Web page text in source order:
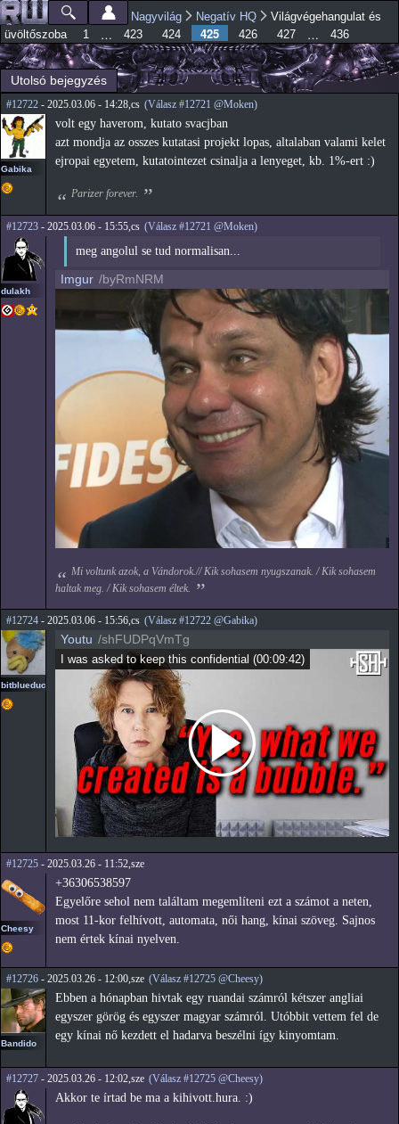
Ugrás a
tartalomra
Főmenü
Jelenlegi hely
Nagyvilág Negatív HQ
Világvégehangulat és
üvöltőszoba
1 … 423 424 425 426 427 … 436
Utolsó bejegyzés
#12722 - 2025.03.06 - 14:28,cs (Válasz #12721 @Moken)
Gabika
volt egy haverom, kutato svacjban
azt mondja az osszes kutatasi projekt lopas, altalaban valami kelet
ejropai egyetem, kutatointezet csinalja a lenyeget, kb. 1%-ert :)
Parizer forever.
#12723 - 2025.03.06 - 15:55,cs (Válasz #12721 @Moken)
dulakh
meg angolul se tud normalisan...
Imgur /byRmNRM
Mi voltunk azok, a Vándorok.// Kik sohasem nyugszanak. / Kik sohasem
haltak meg. / Kik sohasem éltek.
#12724 - 2025.03.06 - 15:56,cs (Válasz #12722 @Gabika)
bitblueduck
Youtu /shFUDPqVmTg
I was asked to keep this confidential (00:09:42)
#12725 - 2025.03.26 - 11:52,sze
Cheesy
+36306538597
Egyelőre sehol nem találtam megemlíteni ezt a számot a neten,
most 11-kor felhívott, automata, női hang, kínai szöveg. Sajnos
nem értek kínai nyelven.
#12726 - 2025.03.26 - 12:00,sze (Válasz #12725 @Cheesy)
Bandido
Ebben a hónapban hivtak egy ruandai számról kétszer angliai
egyszer görög és egyszer magyar számról. Utóbbit vettem fel de
egy kínai nő kezdett el hadarva beszélni így kinyomtam.
#12727 - 2025.03.26 - 12:02,sze (Válasz #12725 @Cheesy)
Akkor te írtad be ma a kihivott.hura. :)